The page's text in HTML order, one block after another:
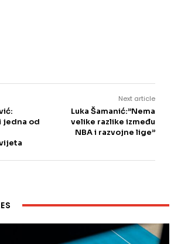
jedna od
Next article
Luka Šamanić:”Nema
velike razlike između
NBA i razvojne lige”